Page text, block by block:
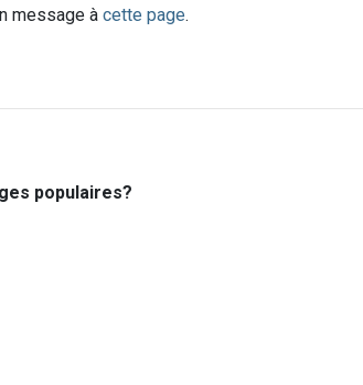
message à cette page.
populaires?